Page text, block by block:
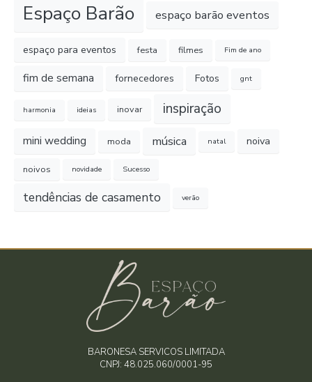
Espaço Barão espaço barão eventos
espaço para eventos festa filmes Fim de ano
fim de semana fornecedores Fotos gnt
harmonia ideias inovar inspiração
mini wedding moda música natal noiva
noivos novidade Sucesso
tendências de casamento verão
BARONESA SERVICOS LIMITADA
CNPJ: 48.025.060/0001-95